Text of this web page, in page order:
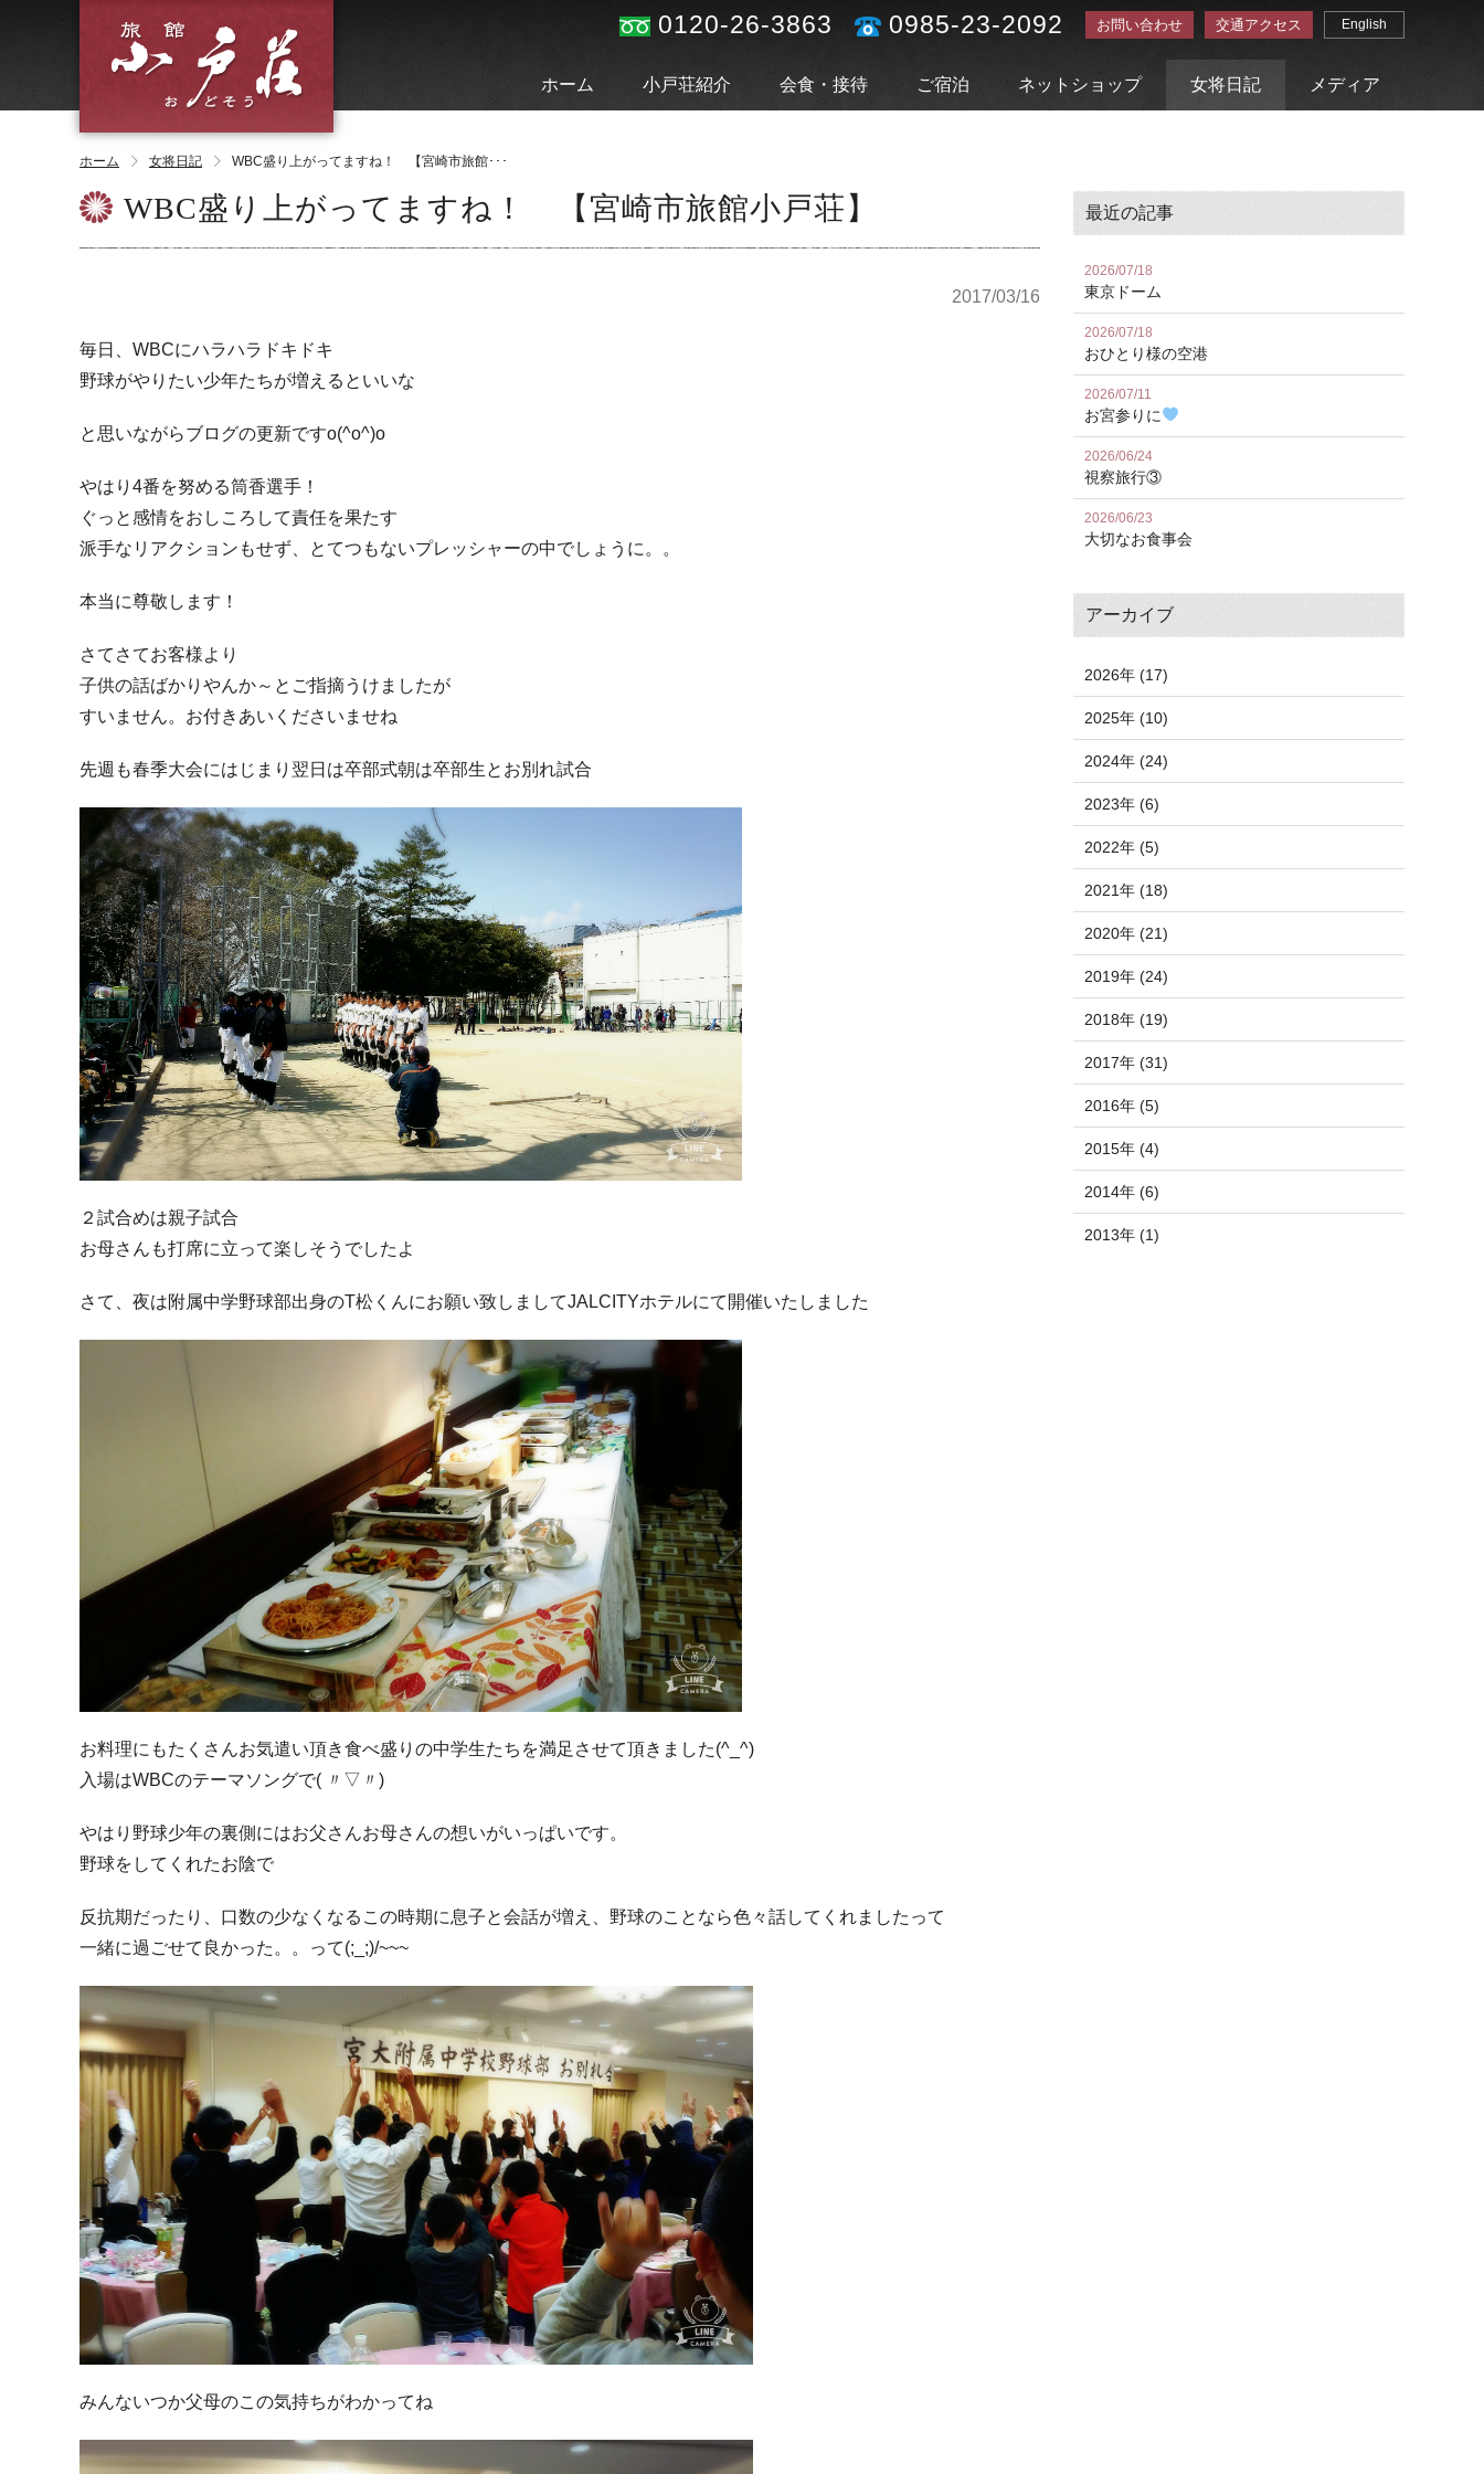
0120-26-3863 0985-23-2092 お問い合わせ 交通アクセス English
ホーム 小戸荘紹介 会食・接待 ご宿泊 ネットショップ 女将日記 メディア
ホーム 女将日記 WBC盛り上がってますね！ 【宮崎市旅館･･･
WBC盛り上がってますね！ 【宮崎市旅館小戸荘】
2017/03/16
毎日、WBCにハラハラドキドキ
野球がやりたい少年たちが増えるといいな
と思いながらブログの更新ですo(^o^)o
やはり4番を努める筒香選手！
ぐっと感情をおしころして責任を果たす
派手なリアクションもせず、とてつもないプレッシャーの中でしょうに。。
本当に尊敬します！
さてさてお客様より
子供の話ばかりやんか～とご指摘うけましたが
すいません。お付きあいくださいませね
先週も春季大会にはじまり翌日は卒部式朝は卒部生とお別れ試合
２試合めは親子試合
お母さんも打席に立って楽しそうでしたよ
さて、夜は附属中学野球部出身のT松くんにお願い致しましてJALCITYホテルにて開催いたしました
お料理にもたくさんお気遣い頂き食べ盛りの中学生たちを満足させて頂きました(^_^)
入場はWBCのテーマソングで( 〃▽〃)
やはり野球少年の裏側にはお父さんお母さんの想いがいっぱいです。
野球をしてくれたお陰で
反抗期だったり、口数の少なくなるこの時期に息子と会話が増え、野球のことなら色々話してくれましたって
一緒に過ごせて良かった。。って(;_;)/~~~
みんないつか父母のこの気持ちがわかってね
最近の記事
2026/07/18
東京ドーム
2026/07/18
おひとり様の空港
2026/07/11
お宮参りに
2026/06/24
視察旅行③
2026/06/23
大切なお食事会
アーカイブ
2026年 (17)
2025年 (10)
2024年 (24)
2023年 (6)
2022年 (5)
2021年 (18)
2020年 (21)
2019年 (24)
2018年 (19)
2017年 (31)
2016年 (5)
2015年 (4)
2014年 (6)
2013年 (1)